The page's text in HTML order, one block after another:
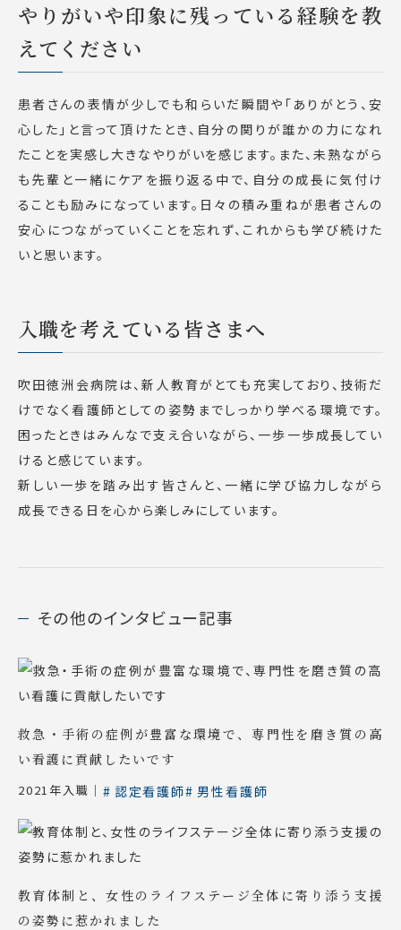
やりがいや印象に残っている経験を教
えてください
患者さんの表情が少しでも和らいだ瞬間や「ありがとう、安
心した」と言って頂けたとき、自分の関りが誰かの力になれ
たことを実感し大きなやりがいを感じます。また、未熟ながら
も先輩と一緒にケアを振り返る中で、自分の成長に気付け
ることも励みになっています。日々の積み重ねが患者さんの
安心につながっていくことを忘れず、これからも学び続けた
いと思います。
入職を考えている皆さまへ
吹田徳洲会病院は、新人教育がとても充実しており、技術だ
けでなく看護師としての姿勢までしっかり学べる環境です。
困ったときはみんなで支え合いながら、一歩一歩成長してい
けると感じています。
新しい一歩を踏み出す皆さんと、一緒に学び協力しながら
成長できる日を心から楽しみにしています。
その他のインタビュー記事
救急・手術の症例が豊富な環境で、専門性を磨き質の高
い看護に貢献したいです
2021年入職｜ 認定看護師 男性看護師
教育体制と、女性のライフステージ全体に寄り添う支援
の姿勢に惹かれました